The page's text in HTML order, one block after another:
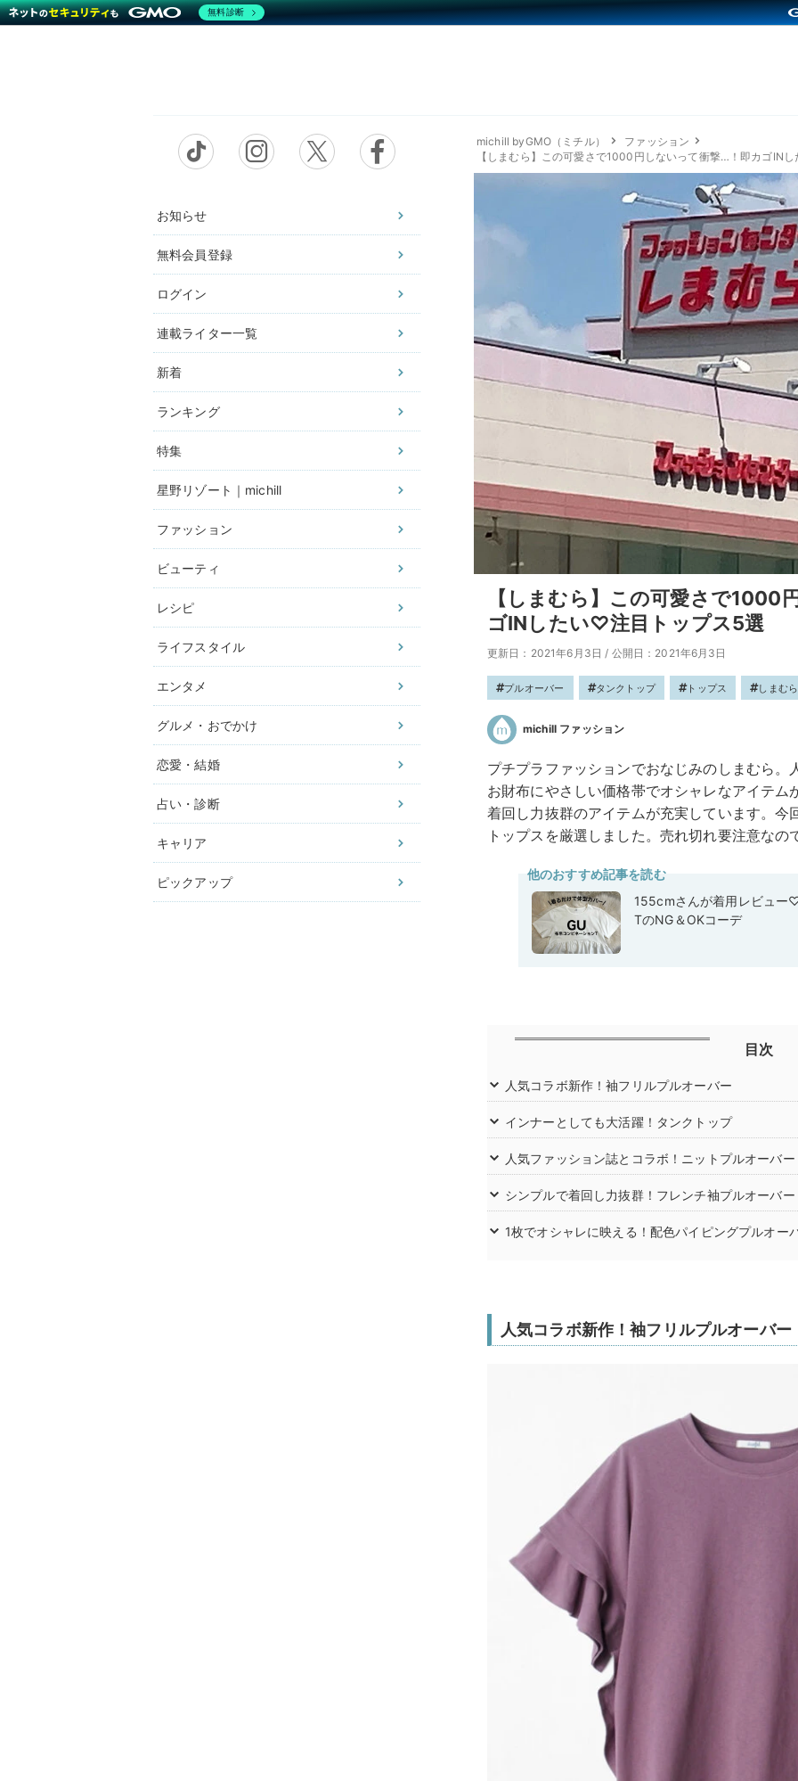
お知らせ
無料会員登録
ログイン
連載ライター一覧
新着
ランキング
特集
星野リゾート｜michill
ファッション
ビューティ
レシピ
ライフスタイル
エンタメ
グルメ・おでかけ
恋愛・結婚
占い・診断
キャリア
ピックアップ
michill byGMO（ミチル）
ファッション
【しまむら】この可愛さで1000円しないって衝撃…！即カゴIN
【しまむら】この可愛さで1000
ゴINしたい♡注目トップス5選
更新日：2021年6月3日 / 公開日：2021年6月3日
プルオーバー タンクトップ トップス しまむら
michill ファッション
プチプラファッションでおなじみのしまむら
お財布にやさしい価格帯でオシャレなアイテ
着回し力抜群のアイテムが充実しています。
トップスを厳選しました。売れ切れ要注意な
他のおすすめ記事を読む
155cmさんが着用レビュー
TのNG＆OKコーデ
目次
人気コラボ新作！袖フリルプルオーバー
インナーとしても大活躍！タンクトップ
人気ファッション誌とコラボ！ニットプルオーバー
シンプルで着回し力抜群！フレンチ袖プルオーバー
1枚でオシャレに映える！配色パイピングプルオー
人気コラボ新作！袖フリルプルオーバー
無料診断